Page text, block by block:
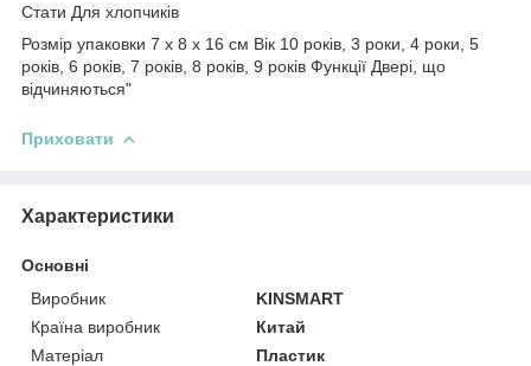
Стати Для хлопчиків
Розмір упаковки 7 x 8 x 16 см Вік 10 років, 3 роки, 4 роки, 5
років, 6 років, 7 років, 8 років, 9 років Функції Двері, що
відчиняються"
Приховати
Характеристики
Основні
Виробник
KINSMART
Країна виробник
Китай
Матеріал
Пластик